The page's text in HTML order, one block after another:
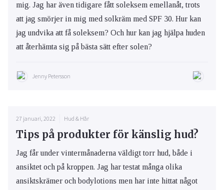
mig. Jag har även tidigare fått soleksem emellanåt, trots
att jag smörjer in mig med solkräm med SPF 30. Hur kan
jag undvika att få soleksem? Och hur kan jag hjälpa huden
att återhämta sig på bästa sätt efter solen?
Jenny Petersson
27 januari, 2022 Hud & Hår
Tips på produkter för känslig hud?
Jag får under vintermånaderna väldigt torr hud, både i
ansiktet och på kroppen. Jag har testat många olika
ansiktskrämer och bodylotions men har inte hittat något